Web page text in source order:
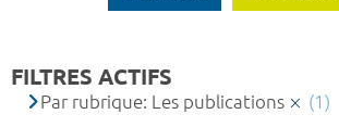
FILTRES ACTIFS
Par rubrique: Les publications (1)